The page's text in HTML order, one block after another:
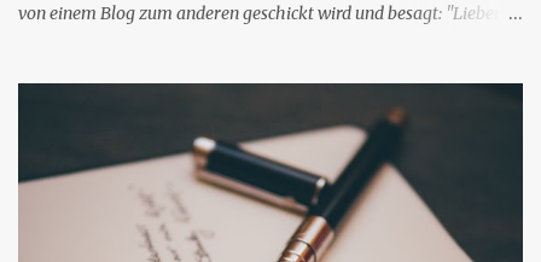
von einem Blog zum anderen geschickt wird und besagt: "Lieber
was ich zu deinem Inhalt zu sagen hatte." Diese
Nachrichtenfunktion wird 'angestoßen' in dem 'mein' Blog an die
'TrackbackURL' des Anderen einen 'Ping' schickt, d.h. ein paar
Parameter übergibt (URL meines Eintrags, Kurzzitat meines
Beitrags). Praktisch muss man nichts Anderes tun, als die